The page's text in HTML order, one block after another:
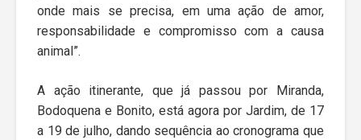
onde mais se precisa, em uma ação de amor,
responsabilidade e compromisso com a causa
animal”.
A ação itinerante, que já passou por Miranda,
Bodoquena e Bonito, está agora por Jardim, de 17
a 19 de julho, dando sequência ao cronograma que